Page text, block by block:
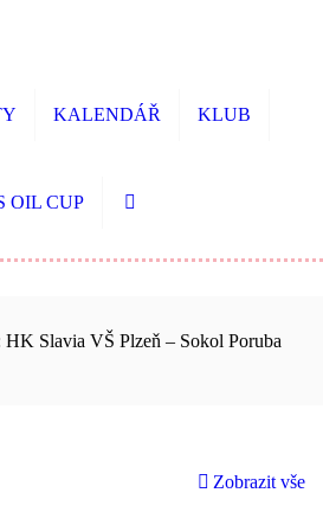
KALENDÁŘ KLUB
OIL CUP
HK Slavia VŠ Plzeň – Sokol Poruba
Zobrazit vše